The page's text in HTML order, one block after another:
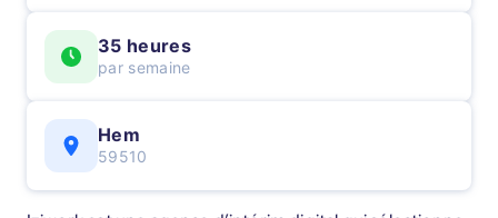
35 heures
par semaine
Hem
59510